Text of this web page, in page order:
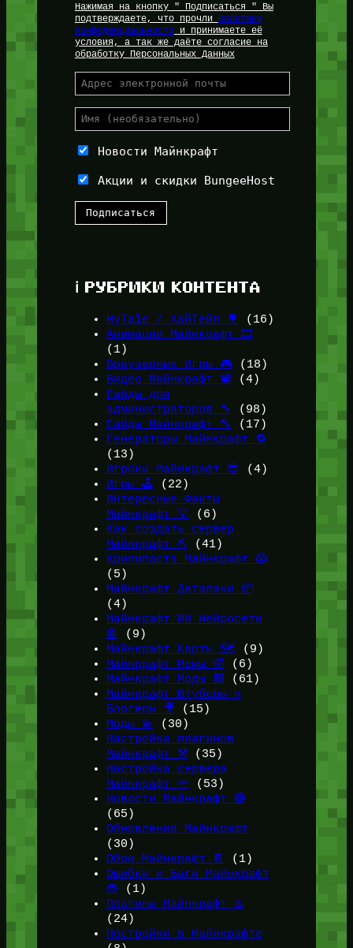
Нажимая на кнопку " Подписаться " Вы
подтверждаете, что прочли Политику
Конфиденциальностии принимаете её
условия, а так же даёте согласие на
обработку Персональных Данных
Новости Майнкрафт
Акции и скидки BungeeHost
ℹ️ РУБРИКИ КОНТЕНТА
HyTale / ХайТейл 🌳
(16)
Анимации Майнкрафт 🎞️
(1)
Браузерные Игры 🎮(18)
Видео Майнкрафт 📽️ (4)
Гайды для
администраторов 🔧
(98)
Гайды Майнкрафт 🔨
(17)
Генераторы Майнкрафт 🔁
(13)
Игроки Майнкрафт 😎 (4)
Игры 🕹️ (22)
Интересные Факты
Майнкрафт 💡(6)
Как создать сервер
Майнкрафт ⛏️ (41)
Крипипаста Майнкрафт 😱
(5)
Майнкрафт Датапаки 📦
(4)
Майнкрафт ИИ Нейросети
🤖
(9)
Майнкрафт Карты 🗺️ (9)
Майнкрафт Мемы 🤣 (6)
Майнкрафт Моды 🟩
(61)
Майнкрафт Ютуберы и
Блогеры 🎥
(15)
Моды 💫
(30)
Настройка плагинов
Майнкрафт ⚒️(35)
Настройка сервера
Майнкрафт 🔦 (53)
Новости Майнкрафт 🔴
(65)
Обновления Майнкрафт
(30)
Обои Майнкрафт 📔
(1)
Ошибки и Баги Майнкрафт
🐞(1)
Плагины Майнкрафт ♨️
(24)
Постройки в Майнкрафте